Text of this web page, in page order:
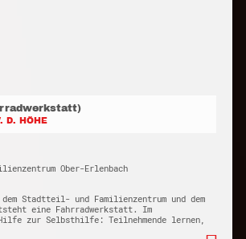
D. HÖHE
Ober-Erlenbach
Stadtteil- und Familienzentrum und dem
eine Fahrradwerkstatt. Im
zur Selbsthilfe: Teilnehmende lernen,